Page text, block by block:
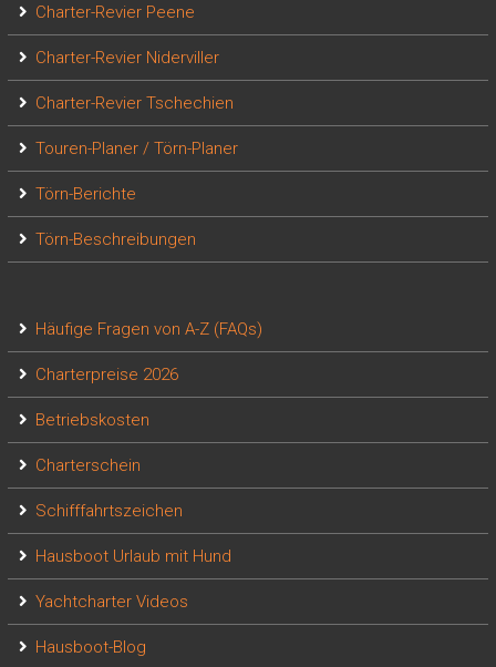
Charter-Revier Peene
Charter-Revier Niderviller
Charter-Revier Tschechien
Touren-Planer / Törn-Planer
Törn-Berichte
Törn-Beschreibungen
Häufige Fragen von A-Z (FAQs)
Charterpreise 2026
Betriebskosten
Charterschein
Schifffahrtszeichen
Hausboot Urlaub mit Hund
Yachtcharter Videos
Hausboot-Blog